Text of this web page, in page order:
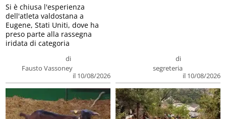
di
Fausto Vassoney
il 10/08/2026
Si è chiusa l'esperienza
dell'atleta valdostana a
Eugene, Stati Uniti, dove ha
preso parte alla rassegna
iridata di categoria
di
segreteria
il 10/08/2026